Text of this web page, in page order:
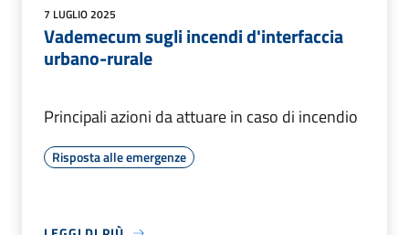
7 LUGLIO 2025
Vademecum sugli incendi d'interfaccia
urbano-rurale
Principali azioni da attuare in caso di incendio
Risposta alle emergenze